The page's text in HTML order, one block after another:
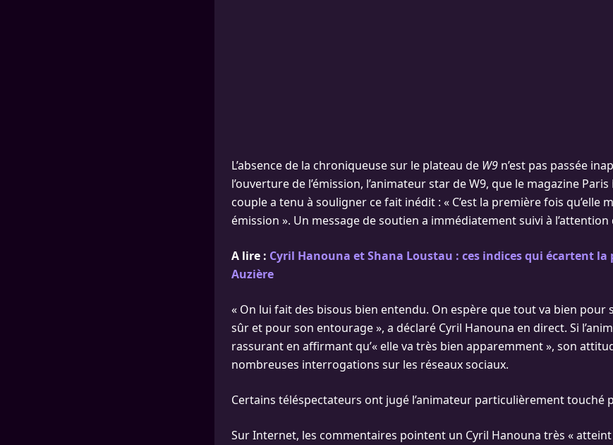
L’absence de la chroniqueuse sur le plateau de W9 n’est pas passée
l’ouverture de l’émission, l’animateur star de W9, que le magazine
couple a tenu à souligner ce fait inédit : « C’est la première fois qu’elle
émission ». Un message de soutien a immédiatement suivi à
A lire : Cyril Hanouna et Shana Loustau : ces indices qui écartent la
Auzière
« On lui fait des bisous bien entendu. On espère que tout va bien pour
sûr et pour son entourage », a déclaré Cyril Hanouna en direct. Si
rassurant en affirmant qu’« elle va très bien apparemment », son
nombreuses interrogations sur les réseaux sociaux.
Certains téléspectateurs ont jugé l’animateur particulièrement touché
Sur Internet, les commentaires pointent un Cyril Hanouna très « atteint